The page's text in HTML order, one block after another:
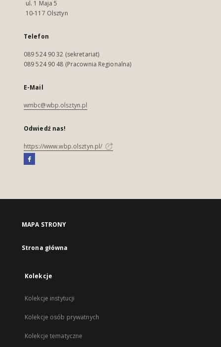
ul. 1 Maja 5
10-117 Olsztyn
Telefon
089 524 90 32 (sekretariat)
089 524 90 48 (Pracownia Regionalna)
E-Mail
wmbc@wbp.olsztyn.pl
Odwiedź nas!
https://www.wbp.olsztyn.pl/
MAPA STRONY
Strona główna
Kolekcje
Kolekcje instytucji
Kolekcje osób prywatnych
Kolekcje tematyczne